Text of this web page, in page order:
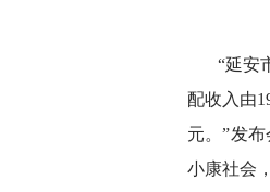
“延安
配收入由
元。”发
小康社会